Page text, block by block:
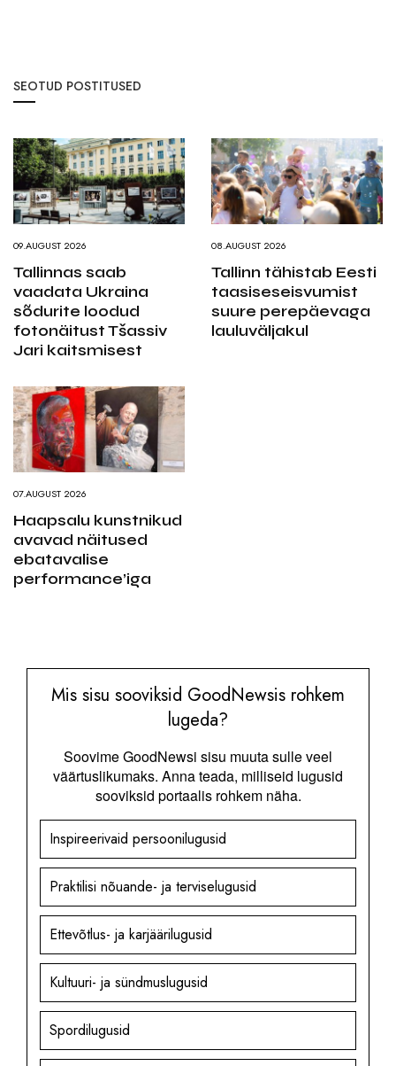
SEOTUD POSTITUSED
09.AUGUST 2026
Tallinnas saab
vaadata Ukraina
sõdurite loodud
fotonäitust Tšassiv
Jari kaitsmisest
08.AUGUST 2026
Tallinn tähistab Eesti
taasiseseisvumist
suure perepäevaga
lauluväljakul
07.AUGUST 2026
Haapsalu kunstnikud
avavad näitused
ebatavalise
performance’iga
Mis sisu sooviksid GoodNewsis rohkem
lugeda?
Soovime GoodNewsi sisu muuta sulle veel
väärtuslikumaks. Anna teada, milliseid lugusid
sooviksid portaalis rohkem näha.
Inspireerivaid persoonilugusid
Praktilisi nõuande- ja terviselugusid
Ettevõtlus- ja karjäärilugusid
Kultuuri- ja sündmuslugusid
Spordilugusid